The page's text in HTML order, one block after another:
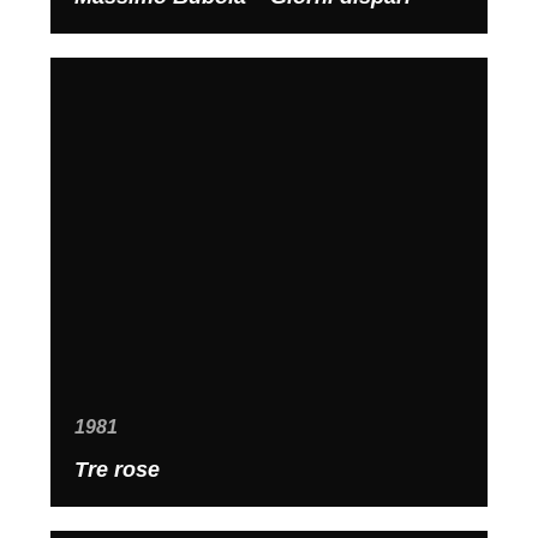
1981
Tre rose